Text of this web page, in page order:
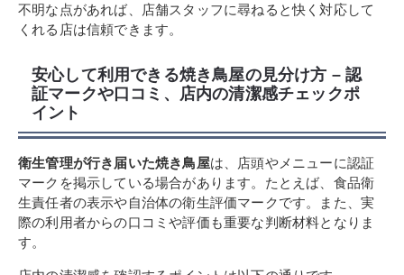
不明な点があれば、店舗スタッフに尋ねると快く対応して
くれる店は信頼できます。
安心して利用できる焼き鳥屋の見分け方 – 認
証マークや口コミ、店内の清潔感チェックポ
イント
衛生管理が行き届いた焼き鳥屋は、店頭やメニューに認証
マークを掲示している場合があります。たとえば、食品衛
生責任者の表示や自治体の衛生評価マークです。また、実
際の利用者からの口コミや評価も重要な判断材料となりま
す。